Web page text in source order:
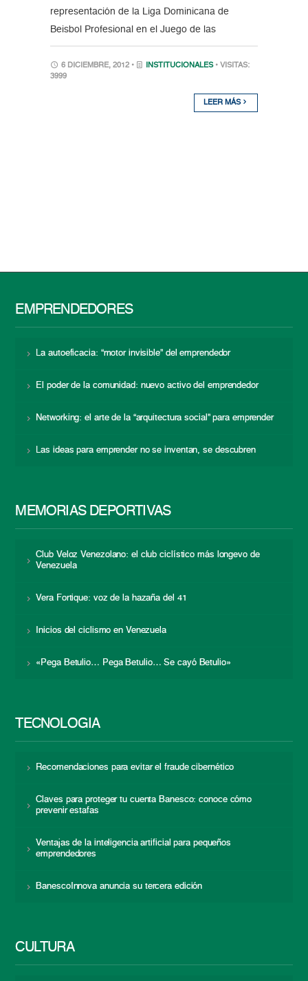
representación de la Liga Dominicana de
Beisbol Profesional en el Juego de las
6 DICIEMBRE, 2012 • INSTITUCIONALES • VISITAS:
3999
LEER MÁS
EMPRENDEDORES
La autoeficacia: “motor invisible” del emprendedor
El poder de la comunidad: nuevo activo del emprendedor
Networking: el arte de la “arquitectura social” para emprender
Las ideas para emprender no se inventan, se descubren
MEMORIAS DEPORTIVAS
Club Veloz Venezolano: el club ciclístico más longevo de
Venezuela
Vera Fortique: voz de la hazaña del 41
Inicios del ciclismo en Venezuela
«Pega Betulio… Pega Betulio… Se cayó Betulio»
TECNOLOGÍA
Recomendaciones para evitar el fraude cibernético
Claves para proteger tu cuenta Banesco: conoce cómo
prevenir estafas
Ventajas de la inteligencia artificial para pequeños
emprendedores
BanescoInnova anuncia su tercera edición
CULTURA